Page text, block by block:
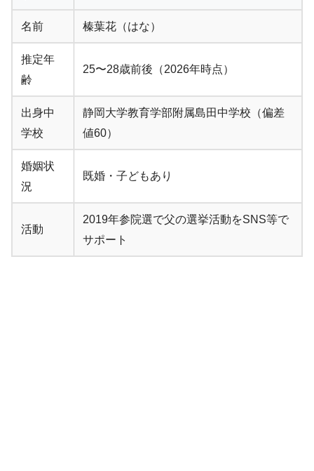
名前 榛葉花（はな）
推定年
齢
25〜28歳前後（2026年時点）
出身中
学校
静岡大学教育学部附属島田中学校（偏差
値60）
婚姻状
況
既婚・子どもあり
活動
2019年参院選で父の選挙活動をSNS等で
サポート